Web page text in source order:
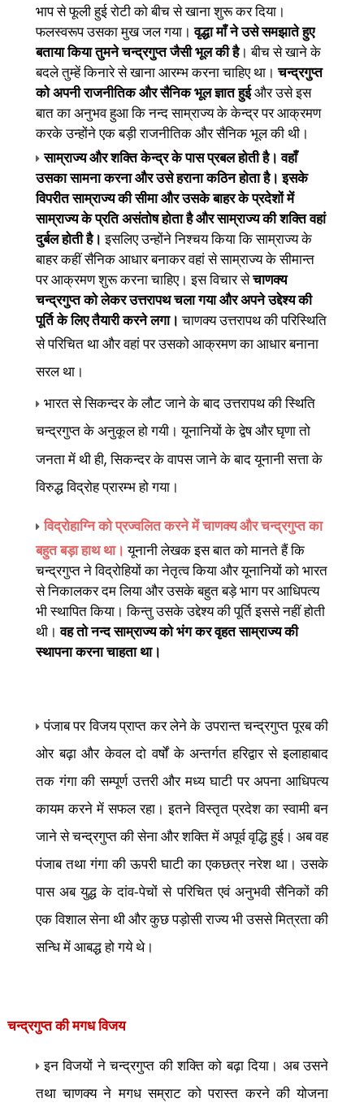
भाप से फूली हुई रोटी को बीच से खाना शुरू कर दिया।
फलस्वरूप उसका मुख जल गया।वृद्धा माँ ने उसे समझाते हुए
बताया किया तुमने चन्द्रगुप्त जैसी भूल की है। बीच से खाने के
बदले तुम्हें किनारे से खाना आरम्भ करना चाहिए था।चन्द्रगुप्त
को अपनी राजनीतिक और सैनिक भूल ज्ञात हुईऔर उसे इस
बात का अनुभव हुआ कि नन्द साम्राज्य के केन्द्र पर आक्रमण
करके उन्होंने एक बड़ी राजनीतिक और सैनिक भूल की थी।
साम्राज्य और शक्ति केन्द्र के पास प्रबल होती है। वहाँ
उसका सामना करना और उसे हराना कठिन होता है। इसके
विपरीत साम्राज्य की सीमा और उसके बाहर के प्रदेशों में
साम्राज्य के प्रति असंतोष होता है और साम्राज्य की शक्ति वहां
दुर्बल होती है। इसलिए उन्होंने निश्चय किया कि साम्राज्य के
बाहर कहीं सैनिक आधार बनाकर वहां से साम्राज्य के सीमान्त
पर आक्रमण शुरू करना चाहिए। इस विचार सेचाणक्य
चन्द्रगुप्त को लेकर उत्तरापथ चला गया और अपने उद्देश्य की
पूर्ति के लिए तैयारी करने लगा।चाणक्य उत्तरापथ की परिस्थिति
से परिचित था और वहां पर उसको आक्रमण का आधारबनाना
सरल था।
भारत से सिकन्दर के लौट जाने के बाद उत्तरापथ की स्थिति
चन्द्रगुप्त के अनुकूल हो गयी। यूनानियों के द्वेष और घृणा तो
जनता में थी ही,सिकन्दर के वापस जाने के बाद यूनानी सत्ता के
विरुद्ध विद्रोह प्रारम्भ हो गया।
विद्रोहाग्निको प्रज्वलित करने में चाणक्य और चन्द्रगुप्त का
बहुत बड़ा हाथ था। यूनानी लेखक इस बात को मानते हैं कि
चन्द्रगुप्त ने विद्रोहियों का नेतृत्व किया और यूनानियों को भारत
से निकालकर दम लिया और उसके बहुत बड़े भाग पर आधिपत्य
भी स्थापित किया। किन्तु उसके उद्देश्य की पूर्ति इससे नहीं होती
थी। वह तो नन्द साम्राज्य को भंग कर वृहत साम्राज्य की
स्थापना करना चाहता था।
पंजाब पर विजय प्राप्त कर लेने के उपरान्त चन्द्रगुप्त पूरब की
ओर बढ़ा और केवल दो वर्षों के अन्तर्गत हरिद्वार से इलाहाबाद
तक गंगा की सम्पूर्ण उत्तरी और मध्य घाटी पर अपना आधिपत्य
कायम करने में सफल रहा। इतने विस्तृत प्रदेश का स्वामी बन
जाने से चन्द्रगुप्त की सेना और शक्ति में अपूर्व वृद्धि हुई। अब वह
पंजाब तथा गंगा की ऊपरी घाटी का एकछत्र नरेश था। उसके
पास अब युद्ध के दांव-पेचों से परिचित एवं अनुभवी सैनिकों की
एक विशाल सेना थी और कुछ पड़ोसी राज्य भी उससे मित्रता की
सन्धि में आबद्ध हो गये थे।
चन्द्रगुप्त कीमगध विजय
इन विजयों ने चन्द्रगुप्त की शक्ति को बढ़ा दिया। अब उसने
तथा चाणक्य ने मगध सम्राट को परास्त करने की योजना